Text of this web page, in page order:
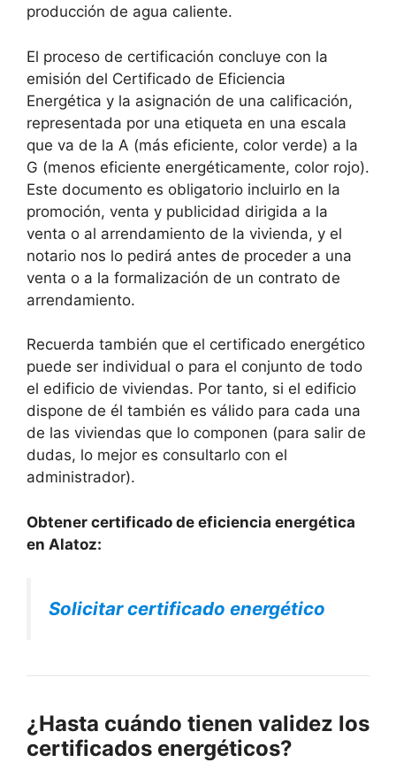
producción de agua caliente.
El proceso de certificación concluye con la
emisión del Certificado de Eficiencia
Energética y la asignación de una calificación,
representada por una etiqueta en una escala
que va de la A (más eficiente, color verde) a la
G (menos eficiente energéticamente, color rojo).
Este documento es obligatorio incluirlo en la
promoción, venta y publicidad dirigida a la
venta o al arrendamiento de la vivienda, y el
notario nos lo pedirá antes de proceder a una
venta o a la formalización de un contrato de
arrendamiento.
Recuerda también que el certificado energético
puede ser individual o para el conjunto de todo
el edificio de viviendas. Por tanto, si el edificio
dispone de él también es válido para cada una
de las viviendas que lo componen (para salir de
dudas, lo mejor es consultarlo con el
administrador).
Obtener certificado de eficiencia energética
en Alatoz:
Solicitar certificado energético
¿Hasta cuándo tienen validez los
certificados energéticos?